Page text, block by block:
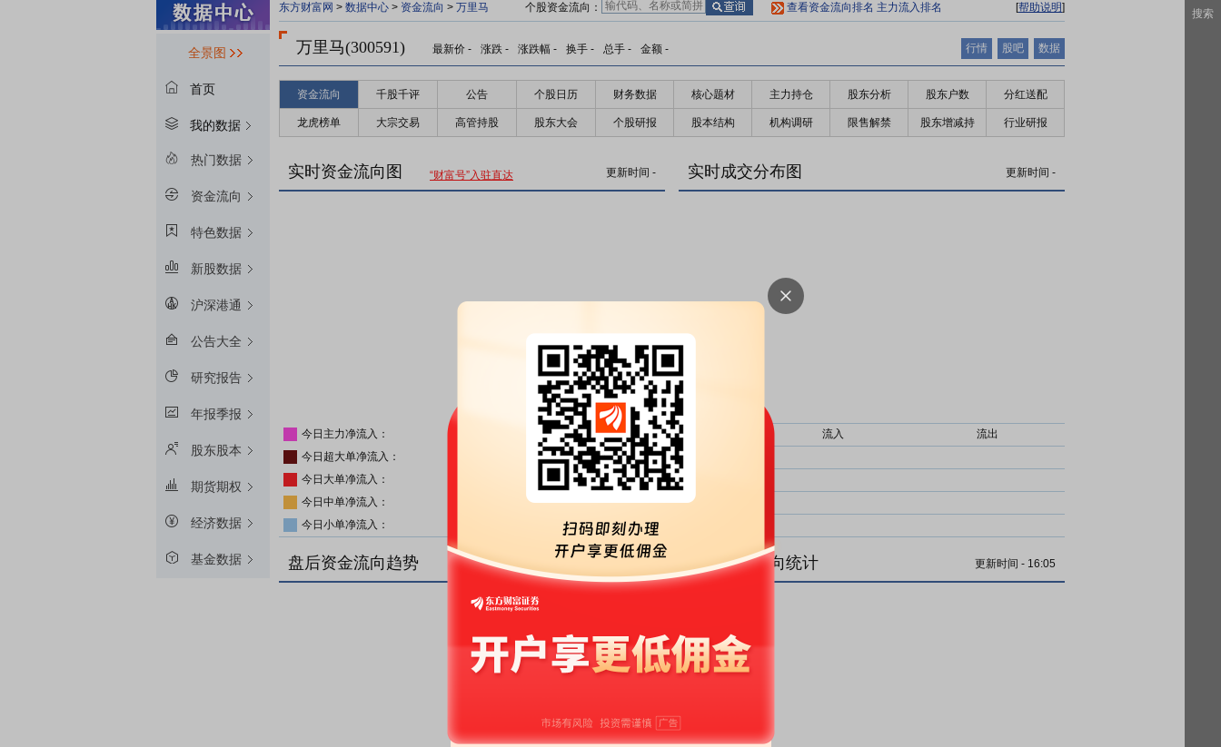
全景图
首页
我的数据
热门数据
资金流向
特色数据
新股数据
沪深港通
公告大全
研究报告
年报季报
股东股本
期货期权
经济数据
基金数据
东方财富网 > 数据中心 > 资金流向 > 万里马 个股资金流向： 查看资金流向排名 主力流入排名 [帮助说明]
万里马(300591) 最新价 - 涨跌 - 涨跌幅 - 换手 - 总手 - 金额 - 行情 股吧 数据
资金流向 千股千评 公告 个股日历 财务数据 核心题材 主力持仓 股东分析 股东户数 分红送配
龙虎榜单 大宗交易 高管持股 股东大会 个股研报 股本结构 机构调研 限售解禁 股东增减持 行业研报
实时资金流向图 “财富号”入驻直达 更新时间 -
今日主力净流入：
主力净比：
今日超大单净流入：
超大单净比：
今日大单净流入：
大单净比：
今日中单净流入：
中单净比：
今日小单净流入：
实时成交分布图 更新时间 -
流入
流出
盘后资金流向趋势 盘后资金流向统计 更新时间 - 16:05
搜索